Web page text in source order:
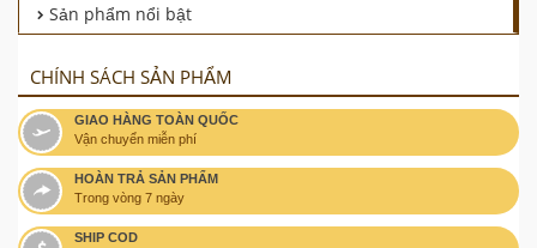
Sản phẩm nổi bật
CHÍNH SÁCH SẢN PHẨM
GIAO HÀNG TOÀN QUỐC
Vận chuyển miễn phí
HOÀN TRẢ SẢN PHẨM
Trong vòng 7 ngày
SHIP COD